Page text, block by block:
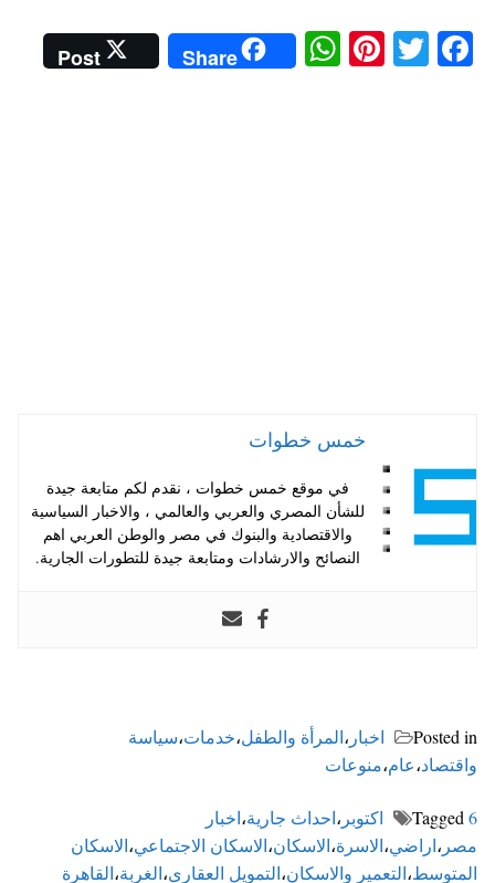
Fa
T
Pi
W
ha
Share
Post
خمس خطوات
في موقع خمس خطوات ، نقدم لكم متابعة جيدة
للشأن المصري والعربي والعالمي ، والاخبار السياسية
والاقتصادية والبنوك في مصر والوطن العربي اهم
النصائح والارشادات ومتابعة جيدة للتطورات الجارية.
Posted in اخبار ،المرأة والطفل،خدمات،سياسة
واقتصاد،عام،منوعات
Tagged 6 اكتوبر ،احداث جارية،اخبار
مصر ،اراضي،الاسرة،الاسكان،الاسكان الاجتماعي،الاسكان
المتوسط،التعمير والاسكان،التمويل العقاري،الغربة،القاهرة